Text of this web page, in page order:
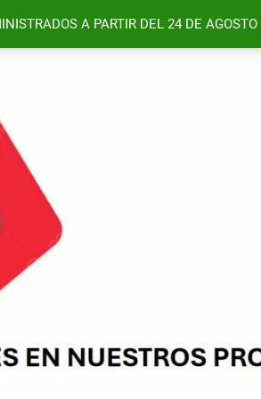
A PARTIR DEL 24 DE AGOSTO